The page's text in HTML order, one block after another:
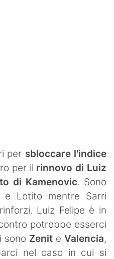
per sbloccare l'indice
per il rinnovo di Luiz
di Kamenovic. Sono
Lotito mentre Sarri
Luiz Felipe è in
potrebbe esserci
sono Zenit e Valencia,
nel caso in cui si